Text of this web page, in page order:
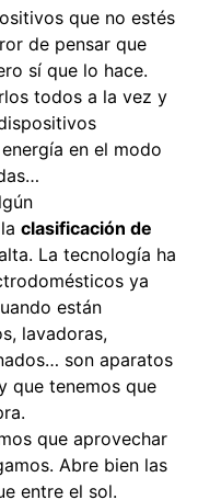
que no estés
de pensar que
sí que lo hace.
todos a la vez y
en el modo
clasificación de
La tecnología ha
ya
están
lavadoras,
son aparatos
que tenemos que
que aprovechar
Abre bien las
entre el sol.